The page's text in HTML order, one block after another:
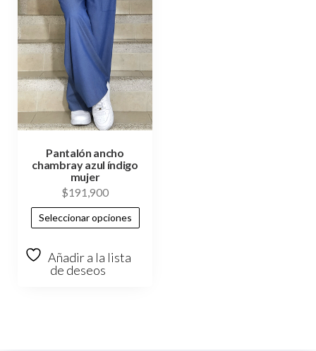
Pantalón ancho
chambray azul índigo
mujer
$191,900
Seleccionar opciones
Añadir a la lista
de deseos